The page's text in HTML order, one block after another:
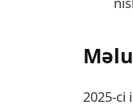
2025-ci